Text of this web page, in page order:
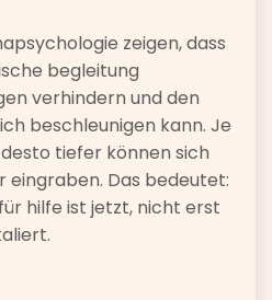
zeigen, dass
begleitung
verhindern und den
beschleunigen kann. Je
tiefer können sich
eingraben. Das bedeutet:
hilfe ist jetzt, nicht erst